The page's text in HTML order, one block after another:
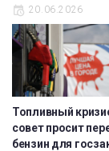
20.06.2026
Топливный
совет просит
бензин для